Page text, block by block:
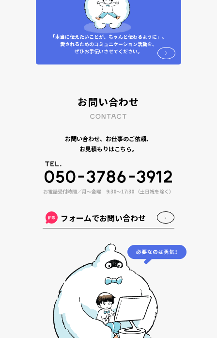
「本当に伝えたいことが、ちゃんと伝わるように」。
愛されるためのコミュニケーション活動を、
ぜひお手伝いさせてください。
お問い合わせ
お問い合わせ、お仕事のご依頼、
お見積もりはこちら。
お電話受付時間／月〜金曜 9:30〜17:30 （土日祝を除く）
フォームでお問い合わせ